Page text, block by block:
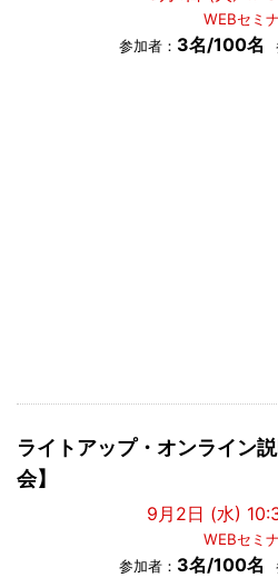
WEBセミ
参加者： 3名/100名
ライトアップ・オンライン
会】
9月2日 (水)
WEBセミ
参加者： 3名/100名